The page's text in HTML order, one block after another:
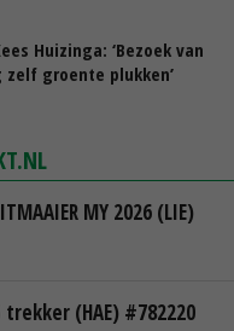
Huizinga: ‘Bezoek van
zelf groente plukken’
MY 2026 (LIE)
trekker (HAE) #782220